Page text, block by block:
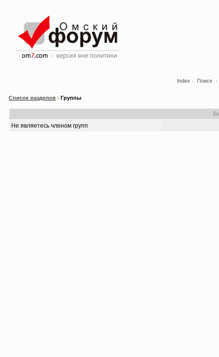
Index Поиск
Список разделов Группы
Не являетесь членом групп